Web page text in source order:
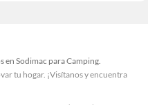
Sodimac para Camping.
tu hogar. ¡Visítanos y encuentra